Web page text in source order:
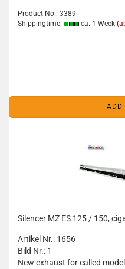
Product No.: 3389
Shippingtime:
ca. 1 Week
ADD
Silencer MZ ES 125 / 150,
Artikel Nr.: 1656
Bild Nr.: 1
New exhaust for called